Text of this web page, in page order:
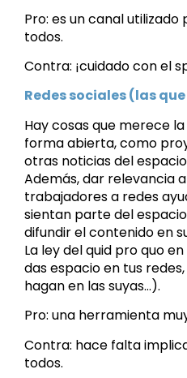
Pro: es un canal
todos.
Contra: ¡cuidado con el
Redes sociales (las
Hay cosas que merece
forma abierta, como
otras noticias del
Además, dar relevancia
trabajadores a redes
sientan parte del
difundir el contenido en
La ley del quid pro quo
das espacio en tus
hagan en las suyas…).
Pro: una herramienta
Contra: hace falta
todos.